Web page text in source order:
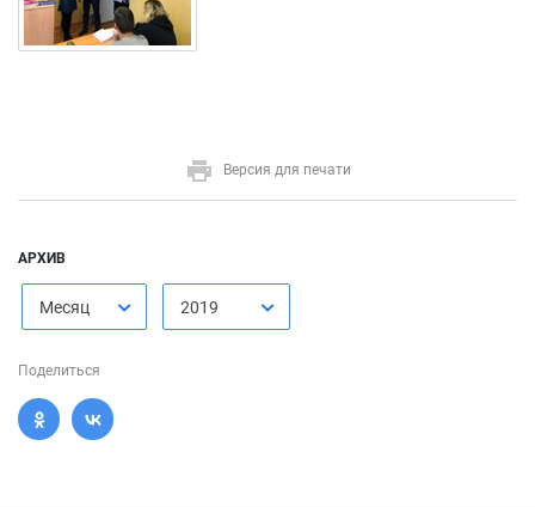
Версия для печати
АРХИВ
Месяц 2019
Поделиться